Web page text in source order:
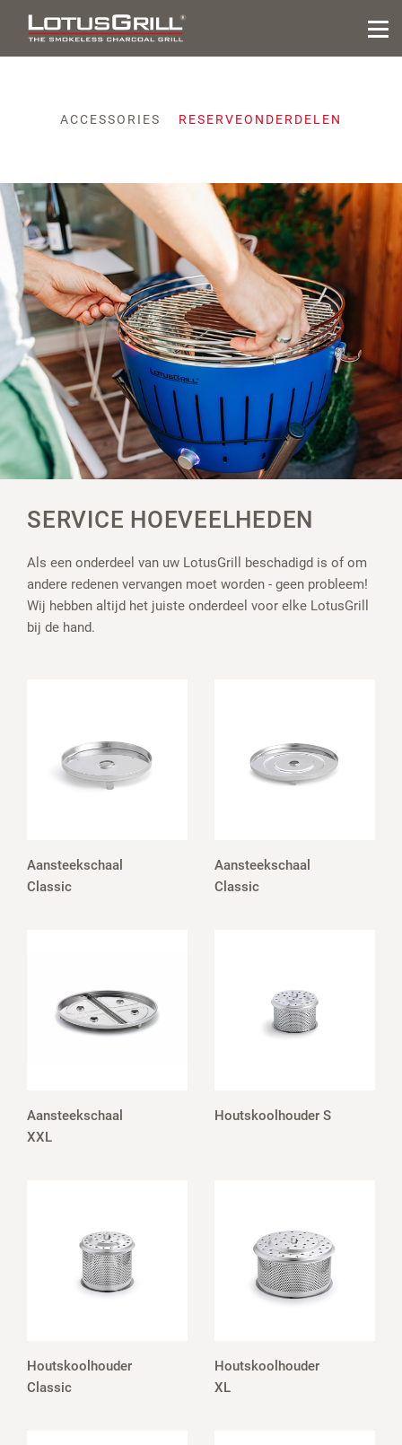
ACCESSORIES RESERVEONDERDELEN
SERVICE HOEVEELHEDEN
Als een onderdeel van uw LotusGrill beschadigd is of om
andere redenen vervangen moet worden - geen probleem!
Wij hebben altijd het juiste onderdeel voor elke LotusGrill
bij de hand.
Aansteekschaal
Classic
Aansteekschaal
Classic
Aansteekschaal
XXL
Houtskoolhouder S
Houtskoolhouder
Classic
Houtskoolhouder
XL